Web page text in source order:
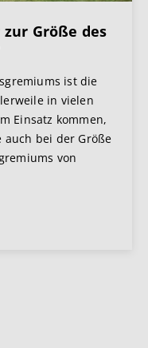
Größe des
ist die
in vielen
Einsatz kommen,
auch bei der Größe
von